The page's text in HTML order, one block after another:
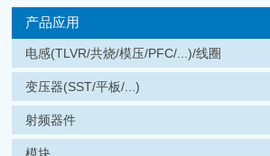
产品应用
电感(TLVR/共烧/模压/PFC/...)/线圈
变压器(SST/平板/...)
射频器件
模块